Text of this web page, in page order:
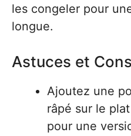
les congeler pour
longue.
Astuces et
Ajoutez une
râpé sur le
pour une